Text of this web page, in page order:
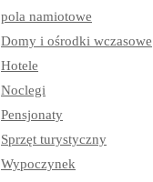
pola namiotowe
Domy i ośrodki wczasowe
Hotele
Noclegi
Pensjonaty
Sprzęt turystyczny
Wypoczynek